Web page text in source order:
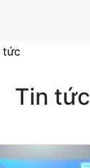
tức
Tin tức